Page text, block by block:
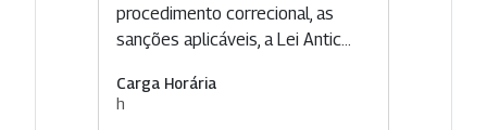
procedimento correcional, as
sanções aplicáveis, a Lei Antic...
Carga Horária
h